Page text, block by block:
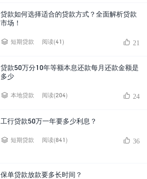
贷款如何选择适合的贷款方式？全面解析贷款
市场！
短期贷款 阅读(41) 21
贷款50万分10年等额本息还款每月还款金额是
多少
本地贷款 阅读(204) 24
工行贷款50万一年要多少利息？
短期贷款 阅读(841) 36
保单贷款放款要多长时间？